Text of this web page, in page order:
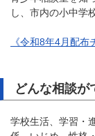
し、市内の小中学
《令和8年4月配
どんな相談が
学校生活、学習・